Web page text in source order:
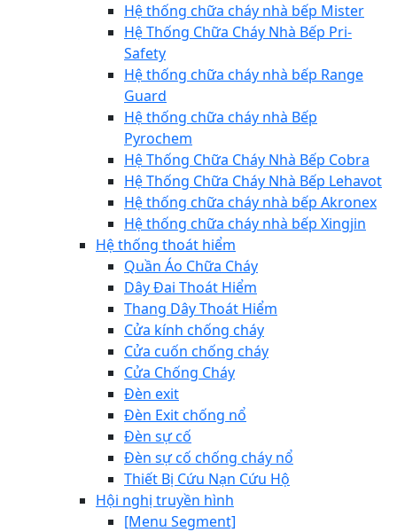
Hệ thống chữa cháy nhà bếp Mister
Hệ Thống Chữa Cháy Nhà Bếp Pri-
Safety
Hệ thống chữa cháy nhà bếp Range
Guard
Hệ thống chữa cháy nhà Bếp
Pyrochem
Hệ Thống Chữa Cháy Nhà Bếp Cobra
Hệ Thống Chữa Cháy Nhà Bếp Lehavot
Hệ thống chữa cháy nhà bếp Akronex
Hệ thống chữa cháy nhà bếp Xingjin
Hệ thống thoát hiểm
Quần Áo Chữa Cháy
Dây Đai Thoát Hiểm
Thang Dây Thoát Hiểm
Cửa kính chống cháy
Cửa cuốn chống cháy
Cửa Chống Cháy
Đèn exit
Đèn Exit chống nổ
Đèn sự cố
Đèn sự cố chống cháy nổ
Thiết Bị Cứu Nạn Cứu Hộ
Hội nghị truyền hình
[Menu Segment]